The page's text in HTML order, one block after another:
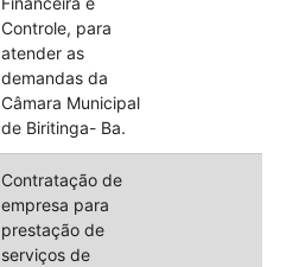
Controle, para
atender as
demandas da
Câmara Municipal
de Biritinga- Ba.
Contratação de
empresa para
prestação de
serviços de